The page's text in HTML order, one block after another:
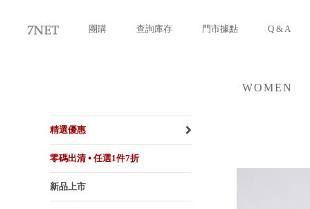
團購 查詢庫存 門市據點 Q & A
WOMEN
精選優惠
零碼出清 ⦁ 任選1件7折
新品上市